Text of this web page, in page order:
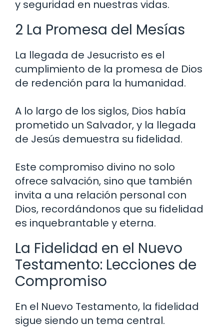
y seguridad en nuestras vidas.
2 La Promesa del Mesías
La llegada de Jesucristo es el
cumplimiento de la promesa de Dios
de redención para la humanidad.
A lo largo de los siglos, Dios había
prometido un Salvador, y la llegada
de Jesús demuestra su fidelidad.
Este compromiso divino no solo
ofrece salvación, sino que también
invita a una relación personal con
Dios, recordándonos que su fidelidad
es inquebrantable y eterna.
La Fidelidad en el Nuevo
Testamento: Lecciones de
Compromiso
En el Nuevo Testamento, la fidelidad
sigue siendo un tema central.